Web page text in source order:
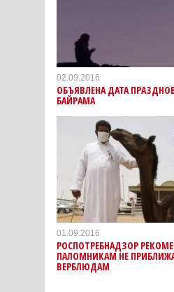
02.09.2016
ОБЪЯВЛЕНА ДАТА
БАЙРАМА
01.09.2016
РОСПОТРЕБНАДЗОР
ПАЛОМНИКАМ НЕ
ВЕРБЛЮДАМ